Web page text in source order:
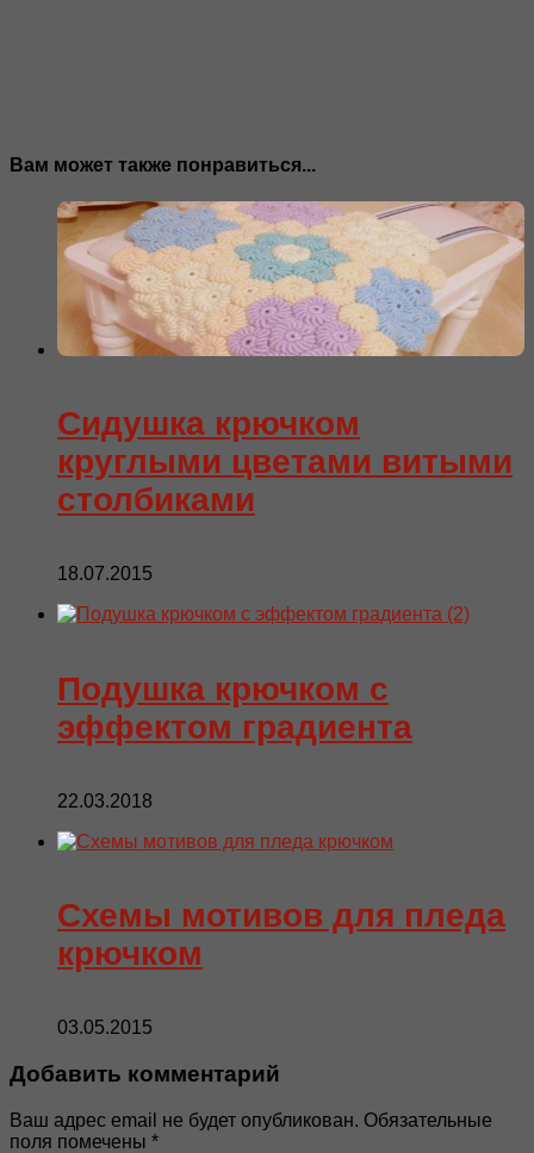
Вам может также понравиться...
Сидушка крючком
круглыми цветами витыми
столбиками
18.07.2015
Подушка крючком с
эффектом градиента
22.03.2018
Схемы мотивов для пледа
крючком
03.05.2015
Добавить комментарий
Ваш адрес email не будет опубликован. Обязательные
поля помечены *